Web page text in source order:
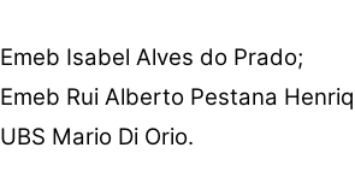
Emeb Isabel Alves do Prado;
Emeb Rui Alberto Pestana
UBS Mario Di Orio.